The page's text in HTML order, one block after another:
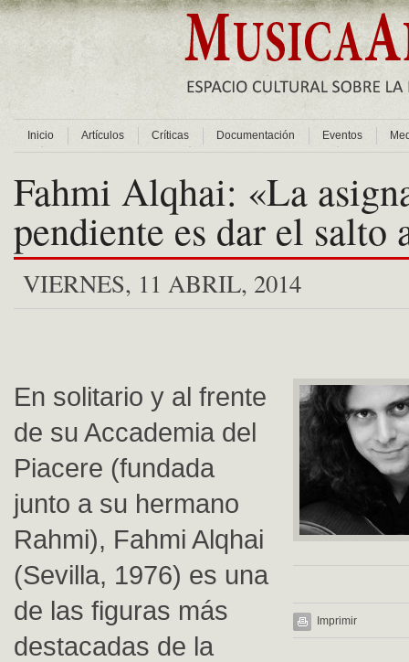
Inicio Artículos Críticas Documentación Eventos
Fahmi Alqhai: «La
pendiente es dar el salto
VIERNES, 11 ABRIL, 2014
Imprimir
En solitario y al frente
de su Accademia del
Piacere (fundada
junto a su hermano
Rahmi), Fahmi Alqhai
(Sevilla, 1976) es una
de las figuras más
destacadas de la